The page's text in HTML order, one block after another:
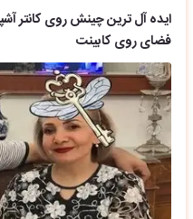
ایده آل ترین چینش روی کانتر
فضای روی کابینت